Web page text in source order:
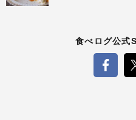
食べログ公式